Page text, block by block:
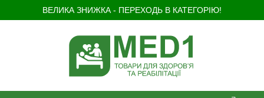
ВЕЛИКА ЗНИЖКА - ПЕРЕХОДЬ В КАТЕГОРІЮ!